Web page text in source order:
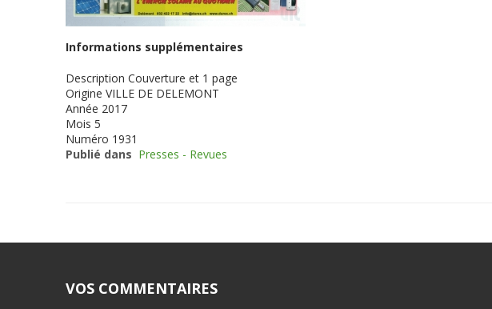
Informations supplémentaires
Description Couverture et 1 page
Origine VILLE DE DELEMONT
Année 2017
Mois 5
Numéro 1931
Publié dans Presses - Revues
VOS COMMENTAIRES